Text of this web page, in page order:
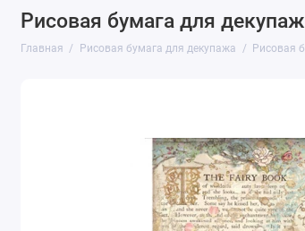
Рисовая бумага для
Главная Рисовая бумага для декупажа Рисовая